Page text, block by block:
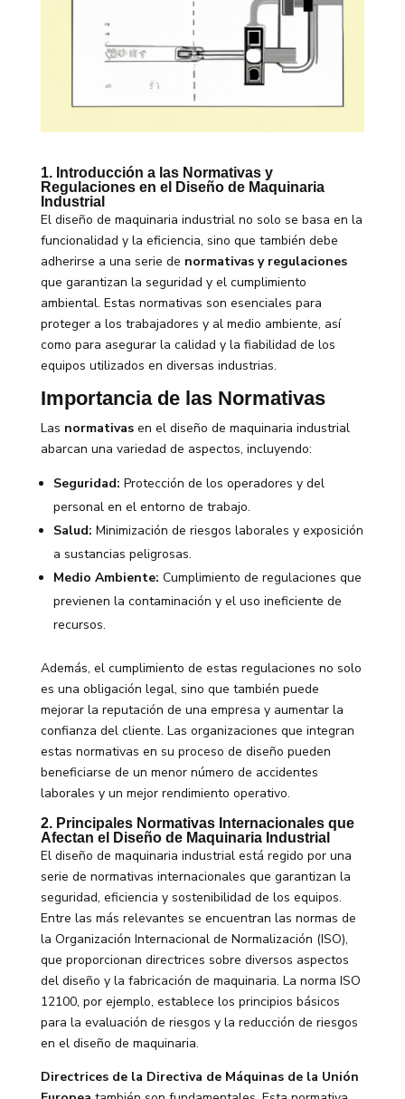
1. Introducción a las Normativas y
Regulaciones en el Diseño de Maquinaria
Industrial
El diseño de maquinaria industrial no solo se basa en la
funcionalidad y la eficiencia, sino que también debe
adherirse a una serie de normativas y regulaciones
que garantizan la seguridad y el cumplimiento
ambiental. Estas normativas son esenciales para
proteger a los trabajadores y al medio ambiente, así
como para asegurar la calidad y la fiabilidad de los
equipos utilizados en diversas industrias.
Importancia de las Normativas
Las normativasen el diseño de maquinaria industrial
abarcan una variedad de aspectos, incluyendo:
Seguridad: Protección de los operadores y del
personal en el entorno de trabajo.
Salud: Minimización de riesgos laborales y exposición
a sustancias peligrosas.
Medio Ambiente: Cumplimiento de regulaciones que
previenen la contaminación y el uso ineficiente de
recursos.
Además, el cumplimiento de estas regulaciones no solo
es una obligación legal, sino que también puede
mejorar la reputación de una empresa y aumentar la
confianza del cliente. Las organizaciones que integran
estas normativas en su proceso de diseño pueden
beneficiarse de un menor número de accidentes
laborales y un mejor rendimiento operativo.
2. Principales Normativas Internacionales que
Afectan el Diseño de Maquinaria Industrial
El diseño de maquinaria industrial está regido por una
serie de normativas internacionales que garantizan la
seguridad, eficiencia y sostenibilidad de los equipos.
Entre las más relevantes se encuentran las normas de
la Organización Internacional de Normalización (ISO),
que proporcionan directrices sobre diversos aspectos
del diseño y la fabricación de maquinaria. La norma ISO
12100, por ejemplo, establece los principios básicos
para la evaluación de riesgos y la reducción de riesgos
en el diseño de maquinaria.
Directrices de la Directiva de Máquinas de la Unión